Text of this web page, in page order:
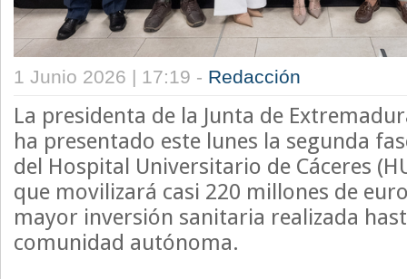
1 Junio 2026 | 17:19 - Redacción
La presidenta de la Junta de
ha presentado este lunes la segunda
del Hospital Universitario de Cáceres
que movilizará casi 220 millones de
mayor inversión sanitaria realizada
comunidad autónoma.